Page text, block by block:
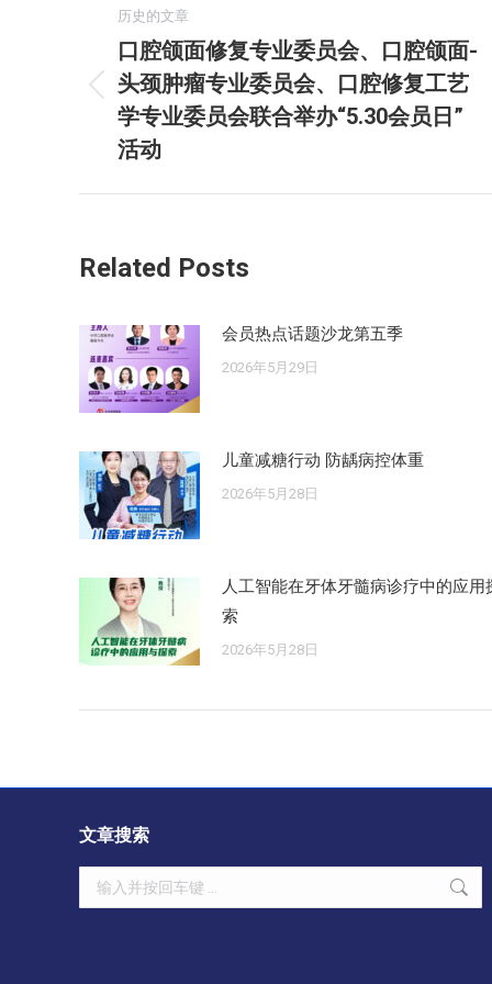
导
历史的文章
历
史
的
口腔颌面修复专业委员会、口腔颌面-
头颈肿瘤专业委员会、口腔修复工艺
学专业委员会联合举办“5.30会员日”
活动
Related Posts
会员热点话题沙龙第五季
2026年5月29日
儿童减糖行动 防龋病控体重
2026年5月28日
人工智能在牙体牙髓病诊疗中的应用
索
2026年5月28日
文章搜索
Search: